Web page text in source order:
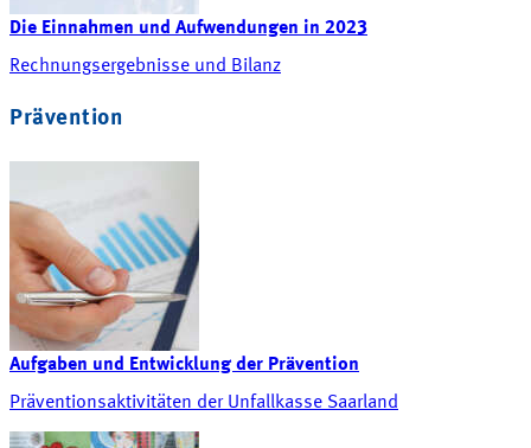
Die Einnahmen und Aufwendungen in 2023
Rechnungsergebnisse und Bilanz
Prävention
Aufgaben und Entwicklung der Prävention
Präventionsaktivitäten der Unfallkasse Saarland